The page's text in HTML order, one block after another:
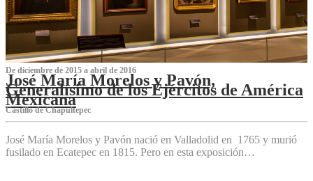
De diciembre de 2015 a abril de 2016
José María Morelos y Pavón,
Generalísimo de los Ejércitos de América
Mexicana
C‌astillo de Chapultepec
José María Morelos y Pavón nació en Valladolid en 1765 y murió
fusilado en Ecatepec en 1815. Pero en esta exposición…